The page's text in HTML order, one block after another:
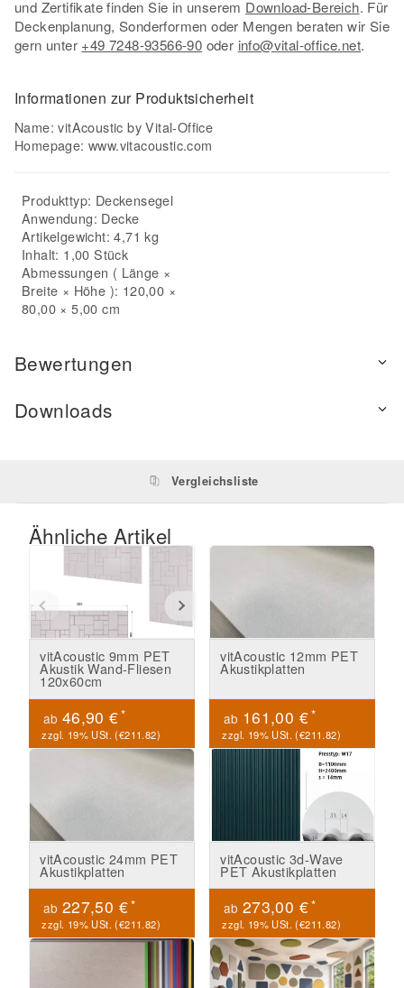
und Zertifikate finden Sie in unserem Download-Bereich. Für
Deckenplanung, Sonderformen oder Mengen beraten wir Sie
gern unter +49 7248-93566-90 oder info@vital-office.net.
Informationen zur Produktsicherheit
Name: vitAcoustic by Vital-Office
Homepage:www.vitacoustic.com
Produkttyp: Deckensegel
Anwendung: Decke
Artikelgewicht: 4,71 kg
Inhalt: 1,00 Stück
Abmessungen ( Länge ×
Breite × Höhe ): 120,00 ×
80,00 × 5,00 cm
Bewertungen
Downloads
Vergleichsliste
Ähnliche Artikel
vitAcoustic 9mm PET
Akustik Wand-Fliesen
120x60cm
ab 46,90 €*
zzgl. 19% USt. (€211.82)
vitAcoustic 12mm PET
Akustikplatten
ab 161,00 €*
zzgl. 19% USt. (€211.82)
vitAcoustic 24mm PET
Akustikplatten
ab 227,50 €*
zzgl. 19% USt. (€211.82)
vitAcoustic 3d-Wave
PET Akustikplatten
ab 273,00 €*
zzgl. 19% USt. (€211.82)